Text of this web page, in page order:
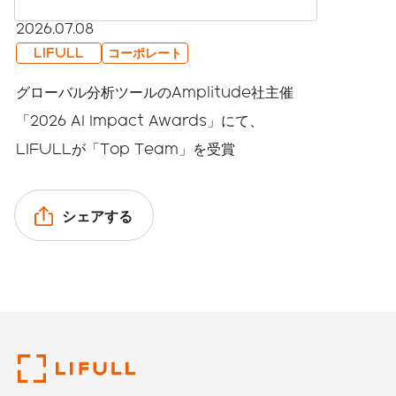
2026.07.08
LIFULL コーポレート
グローバル分析ツールのAmplitude社主催
「2026 AI Impact Awards」にて、
LIFULLが「Top Team」を受賞
シェアする